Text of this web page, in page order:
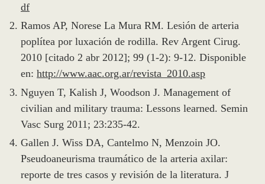
df
Ramos AP, Norese La Mura RM. Lesión de arteria
poplítea por luxación de rodilla. Rev Argent Cirug.
2010 [citado 2 abr 2012]; 99 (1-2): 9-12. Disponible
en: http://www.aac.org.ar/revista_2010.asp
Nguyen T, Kalish J, Woodson J. Management of
civilian and military trauma: Lessons learned. Semin
Vasc Surg 2011; 23:235-42.
Gallen J. Wiss DA, Cantelmo N, Menzoin JO.
Pseudoaneurisma traumático de la arteria axilar:
reporte de tres casos y revisión de la literatura. J